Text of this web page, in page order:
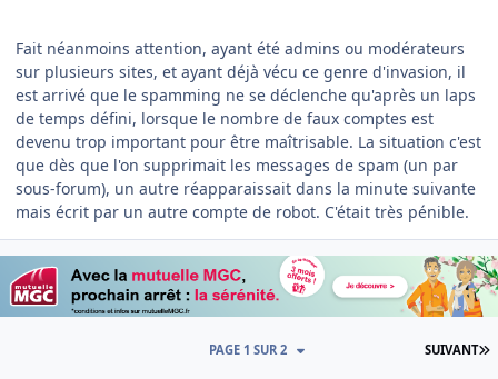
Fait néanmoins attention, ayant été admins ou modérateurs
sur plusieurs sites, et ayant déjà vécu ce genre d'invasion, il
est arrivé que le spamming ne se déclenche qu'après un laps
de temps défini, lorsque le nombre de faux comptes est
devenu trop important pour être maîtrisable. La situation c'est
que dès que l'on supprimait les messages de spam (un par
sous-forum), un autre réapparaissait dans la minute suivante
mais écrit par un autre compte de robot. C'était très pénible.
SUIVANT
PAGE 1 SUR 2